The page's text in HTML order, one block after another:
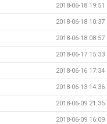
2018-06-18 19:51
2018-06-18 10:37
2018-06-18 08:57
2018-06-17 15:33
2018-06-16 17:34
2018-06-13 14:36
2018-06-09 21:35
2018-06-09 16:09